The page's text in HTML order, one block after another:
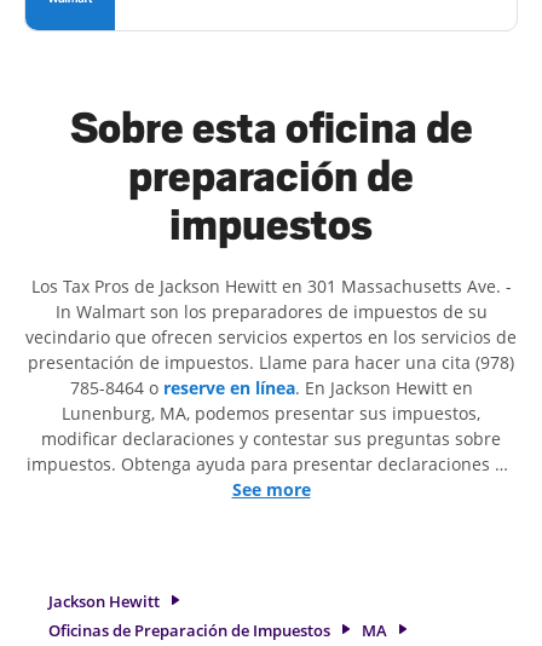
Sobre esta oficina de
preparación de
impuestos
Los Tax Pros de Jackson Hewitt en 301 Massachusetts Ave. -
In Walmart son ​​los preparadores de impuestos de su
vecindario que ofrecen servicios expertos en los servicios de
presentación de impuestos. Llame para hacer una cita (978)
785-8464 o reserve en línea. En Jackson Hewitt en
Lunenburg, MA, podemos presentar sus impuestos,
modificar declaraciones y contestar sus preguntas sobre
impuestos. Obtenga ayuda para presentar declaraciones de
impuestos simples o situaciones más complejas, como los
grande. Si necesita servicios de preparación de impuestos
en Lunenburg, MA, la ubicación de Jackson Hewitt en 301
See more
Jackson Hewitt
Oficinas de Preparación de Impuestos
MA